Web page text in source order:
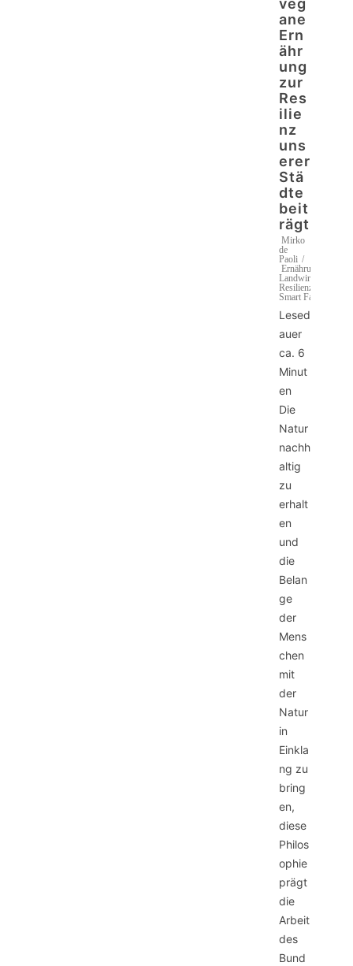
veg
ane
Ern
ähr
ung
zur
Res
ilie
nz
uns
erer
Stä
dte
beit
rägt
Mirko
de
Paoli
Ernährung
Landwirtschaft
Resilienz
Smart Farming
Lesed
auer
ca. 6
Minut
en
Die
Natur
nachh
altig
zu
erhalt
en
und
die
Belan
ge
der
Mens
chen
mit
der
Natur
in
Einkla
ng zu
bring
en,
diese
Philos
ophie
prägt
die
Arbeit
des
Bund